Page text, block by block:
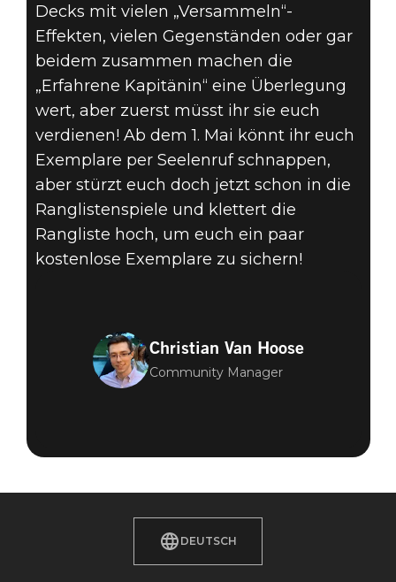
Decks mit vielen „Versammeln“-
Effekten, vielen Gegenständen oder gar
beidem zusammen machen die
„Erfahrene Kapitänin“ eine Überlegung
wert, aber zuerst müsst ihr sie euch
verdienen! Ab dem 1. Mai könnt ihr euch
Exemplare per Seelenruf schnappen,
aber stürzt euch doch jetzt schon in die
Ranglistenspiele und klettert die
Rangliste hoch, um euch ein paar
kostenlose Exemplare zu sichern!
Christian Van Hoose
Community Manager
DEUTSCH